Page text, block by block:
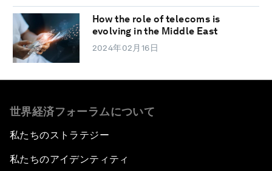
How the role of telecoms is
evolving in the Middle East
2024年02月16日
世界経済フォーラムについて
私たちのストラテジー
私たちのアイデンティティ